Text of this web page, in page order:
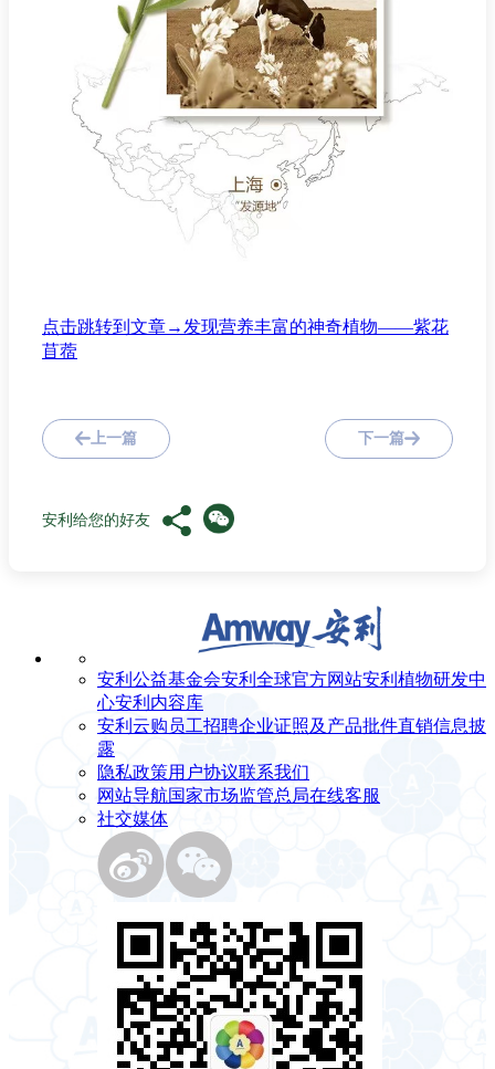
点击跳转到文章→发现营养丰富的神奇植物——紫花
苜蓿
上一篇 下一篇
安利给您的好友
安利公益基金会安利全球官方网站安利植物研发中
心安利内容库
安利云购 员工招聘企业证照及产品批件直销信息披
露
隐私政策用户协议联系我们
网站导航国家市场监管总局在线客服
社交媒体